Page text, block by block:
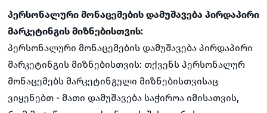
პერსონალური მონაცემების დამუშავება პირდაპირი
მარკეტინგის მიზნებისთვის:
პერსონალური მონაცემების დამუშავება პირდაპირი
მარკეტინგის მიზნებისთვის: თქვენს პერსონალურ
მონაცემებს მარკეტინგული მიზნებისთვისაც
ვიყენებთ - მათი დამუშავება საჭიროა იმისათვის,